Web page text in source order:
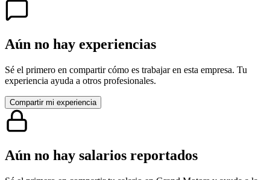
Aún no hay experiencias
Sé el primero en compartir cómo es trabajar en esta empresa. Tu
experiencia ayuda a otros profesionales.
Compartir mi experiencia
Aún no hay salarios reportados